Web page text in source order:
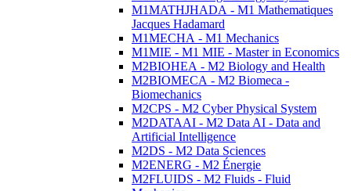
M1MATHJHADA - M1 Mathematiques
Jacques Hadamard
M1MECHA - M1 Mechanics
M1MIE - M1 MIE - Master in Economics
M2BIOHEA - M2 Biology and Health
M2BIOMECA - M2 Biomeca -
Biomechanics
M2CPS - M2 Cyber Physical System
M2DATAAI - M2 Data AI - Data and
Artificial Intelligence
M2DS - M2 Data Sciences
M2ENERG - M2 Énergie
M2FLUIDS - M2 Fluids - Fluid